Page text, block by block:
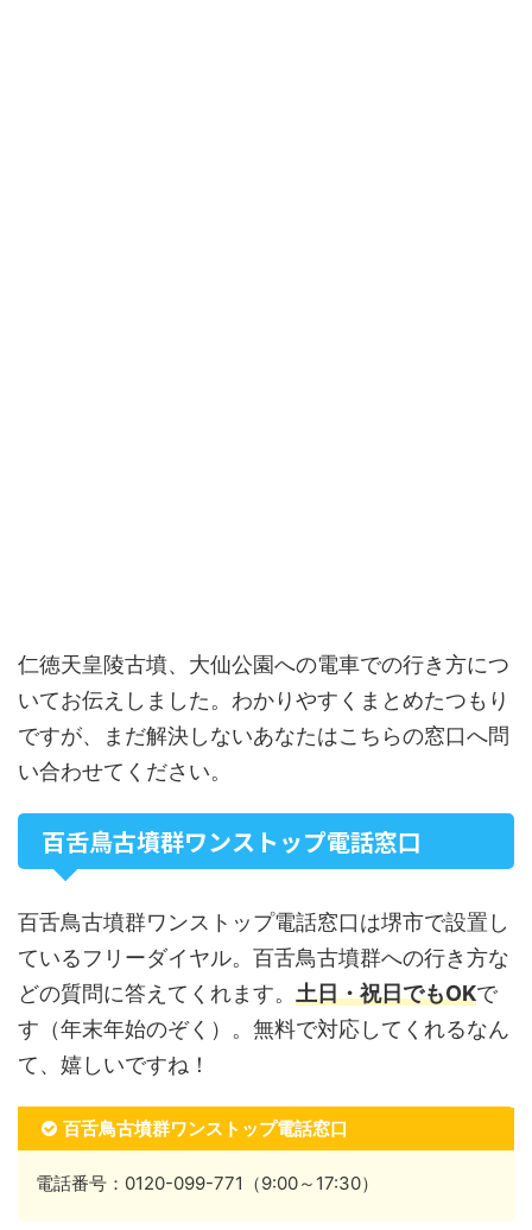
仁徳天皇陵古墳、大仙公園への電車での行き方につ
いてお伝えしました。わかりやすくまとめたつもり
ですが、まだ解決しないあなたはこちらの窓口へ問
い合わせてください。
百舌鳥古墳群ワンストップ電話窓口
百舌鳥古墳群ワンストップ電話窓口は堺市で設置し
ているフリーダイヤル。百舌鳥古墳群への行き方な
どの質問に答えてくれます。 土日・祝日でもOKで
す（年末年始のぞく）。無料で対応してくれるなん
て、嬉しいですね！
百舌鳥古墳群ワンストップ電話窓口
電話番号：0120-099-771（9:00～17:30）